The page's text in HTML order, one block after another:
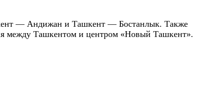
— Андижан и Ташкент — Бостанлык. Также
между Ташкентом и центром «Новый Ташкент».